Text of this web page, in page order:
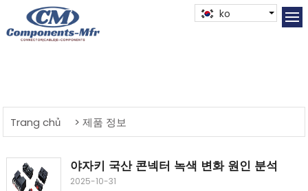
ko
Trang chủ > 제품 정보
야자키 국산 콘넥터 녹색 변화 원인 분석
2025-10-31